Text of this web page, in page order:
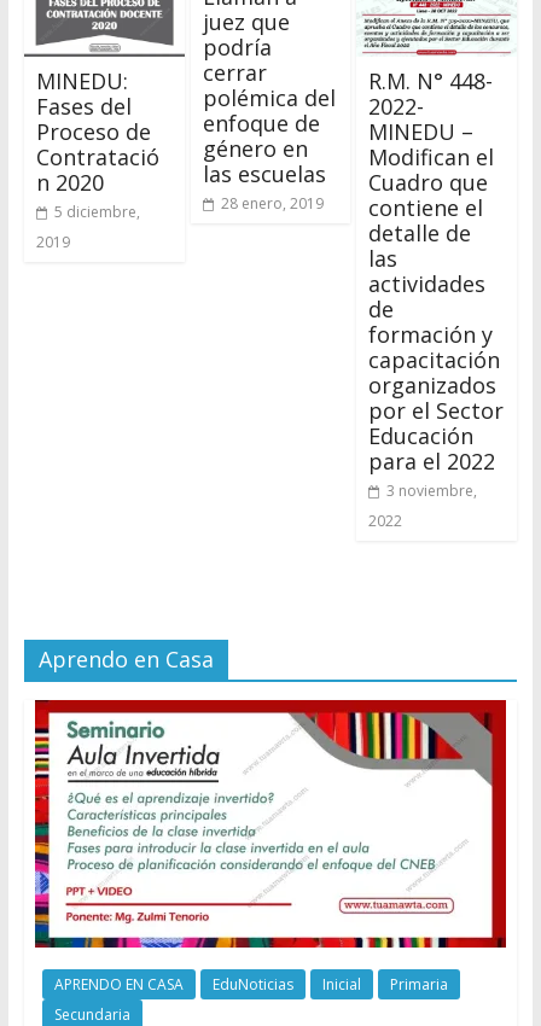
MINEDU:
Fases del
Proceso de
Contratació
n 2020
5 diciembre,
2019
juez que
podría
cerrar
polémica del
enfoque de
género en
las escuelas
28 enero, 2019
R.M. N° 448-
2022-
MINEDU –
Modifican el
Cuadro que
contiene el
detalle de
las
actividades
de
formación y
capacitación
organizados
por el Sector
Educación
para el 2022
3 noviembre,
2022
Aprendo en Casa
APRENDO EN CASA EduNoticias Inicial
Primaria
Secundaria